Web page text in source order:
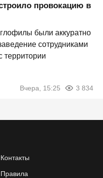
провокацию в
были аккуратно
сотрудниками
территории
Вчера, 15:25 3 834
Контакты
Правила